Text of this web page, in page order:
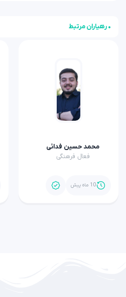
• رهیاران مرتبط
محمد حسین فدائی
فعال فرهنگی
10 ماه پیش